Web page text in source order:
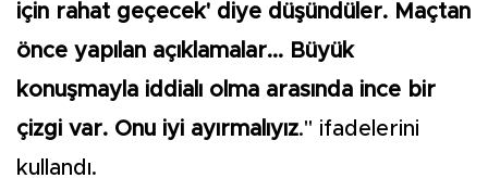
için rahat geçecek' diye düşündüler. Maçtan
önce yapılan açıklamalar... Büyük
konuşmayla iddialı olma arasında ince bir
çizgi var. Onu iyi ayırmalıyız." ifadelerini
kullandı.